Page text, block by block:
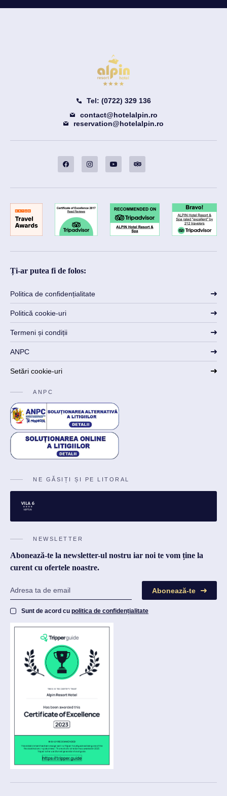
Tel: (0722) 329 136
contact@hotelalpin.ro
reservation@hotelalpin.ro
Ți-ar putea fi de folos:
Politica de confidențialitate
Politică cookie-uri
Termeni și condiții
ANPC
Setări cookie-uri
ANPC
NE GĂSIȚI ȘI PE LITORAL
NEWSLETTER
Abonează-te la newsletter-ul nostru iar noi te vom ține la
curent cu ofertele noastre.
Abonează-te
Sunt de acord cu politica de confidențialitate